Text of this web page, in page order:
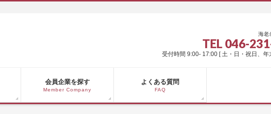
海老
TEL 046-
受付時間 9:00- 17:00 [ 土・日・祝日、年
会員企業を探す
Member Company
よくある質問
FAQ